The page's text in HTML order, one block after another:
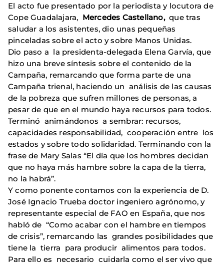
El acto fue presentado por la periodista y locutora de
Cope Guadalajara, Mercedes Castellano, que tras
saludar a los asistentes, dio unas pequeñas
pinceladas sobre el acto y sobre Manos Unidas.
Dio paso a la presidenta-delegada Elena Garvía, que
hizo una breve síntesis sobre el contenido de la
Campaña, remarcando que forma parte de una
Campaña trienal, haciendo un análisis de las causas
de la pobreza que sufren millones de personas, a
pesar de que en el mundo haya recursos para todos.
Terminó animándonos a sembrar: recursos,
capacidades responsabilidad, cooperación entre los
estados y sobre todo solidaridad. Terminando con la
frase de Mary Salas “El día que los hombres decidan
que no haya más hambre sobre la capa de la tierra,
no la habrá”.
Y como ponente contamos con la experiencia de D.
José Ignacio Trueba doctor ingeniero agrónomo, y
representante especial de FAO en España, que nos
habló de “Como acabar con el hambre en tiempos
de crisis”, remarcando las grandes posibilidades que
tiene la tierra para producir alimentos para todos.
Para ello es necesario cuidarla como el ser vivo que